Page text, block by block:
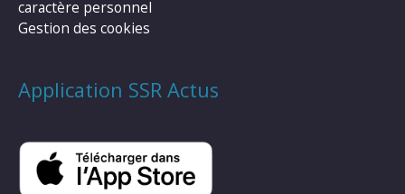
caractère personnel
Gestion des cookies
Application SSR Actus